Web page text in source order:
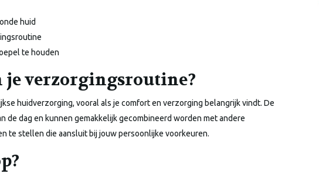
huid
te houden
je verzorgingsroutine?
huidverzorging, vooral als je comfort en verzorging belangrijk vindt. De
dag en kunnen gemakkelijk gecombineerd worden met andere
te stellen die aansluit bij jouw persoonlijke voorkeuren.